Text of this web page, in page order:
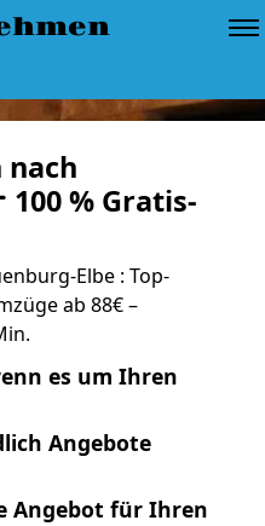
nach
% Gratis-
Elbe : Top-
ab 88€ –
es um Ihren
Angebote
Angebot für Ihren